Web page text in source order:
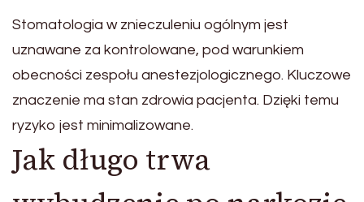
Stomatologia w znieczuleniu ogólnym jest
uznawane za kontrolowane, pod warunkiem
obecności zespołu anestezjologicznego. Kluczowe
znaczenie ma stan zdrowia pacjenta. Dzięki temu
ryzyko jest minimalizowane.
Jak długo trwa